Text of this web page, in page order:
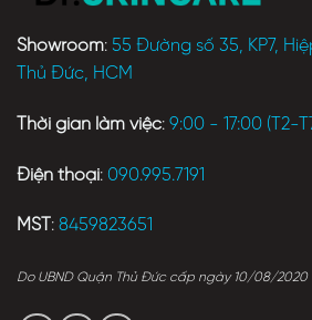
Showroom: 55 Đường số 35, KP7,
Thủ Đức, HCM
Thời gian làm việc: 9:00 - 17:00 (T2-
Điện thoại: 090.995.7191
MST : 8459823651
Do UBND Quận Thủ Đức cấp ngày 10/08/2020